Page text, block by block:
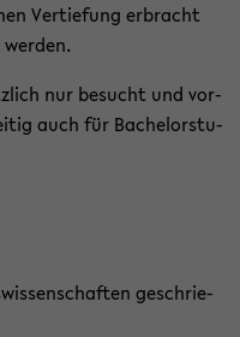
Ver­tie­fung er­bracht
nur be­sucht und vor­
auch für Ba­che­lor­stu­
ge­schrie­